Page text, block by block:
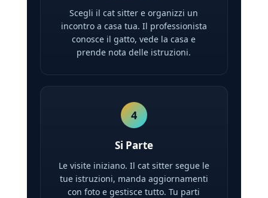
Scegli il cat sitter e organizzi un
incontro a casa tua. Il professionista
conosce il gatto, vede la casa e
prende nota delle istruzioni.
4
Si Parte
Le visite iniziano. Il cat sitter segue le
tue istruzioni, manda aggiornamenti
con foto e gestisce tutto. Tu parti